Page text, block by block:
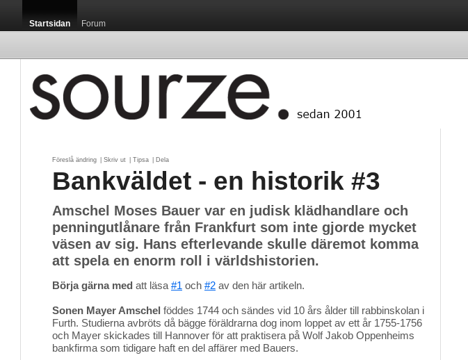
Startsidan Forum
Föreslå ändring Skriv ut Tipsa Dela
Bankväldet - en historik #3
Amschel Moses Bauer var en judisk klädhandlare och
penningutlånare från Frankfurt som inte gjorde mycket
väsen av sig. Hans efterlevande skulle däremot komma
att spela en enorm roll i världshistorien.
Börja gärna med att läsa #1 och #2 av den här artikeln.
Sonen Mayer Amschel föddes 1744 och sändes vid 10 års ålder till rabbinskolan i
Furth. Studierna avbröts då bägge föräldrarna dog inom loppet av ett år 1755-1756
och Mayer skickades till Hannover för att praktisera på Wolf Jakob Oppenheims
bankfirma som tidigare haft en del affärer med Bauers.